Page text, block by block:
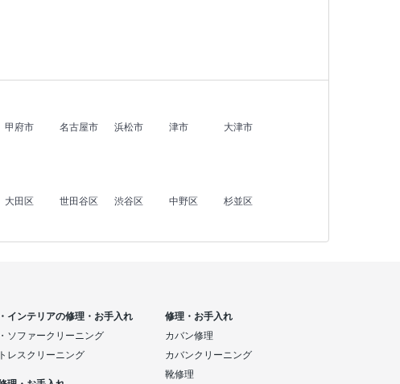
甲府市 名古屋市 浜松市 津市
大津市
大田区 世田谷区 渋谷区 中野区
杉並区
インテリアの修理・お手入れ
ソファークリーニング
レスクリーニング
修理・お手入れ
カバン修理
カバンクリーニング
靴修理